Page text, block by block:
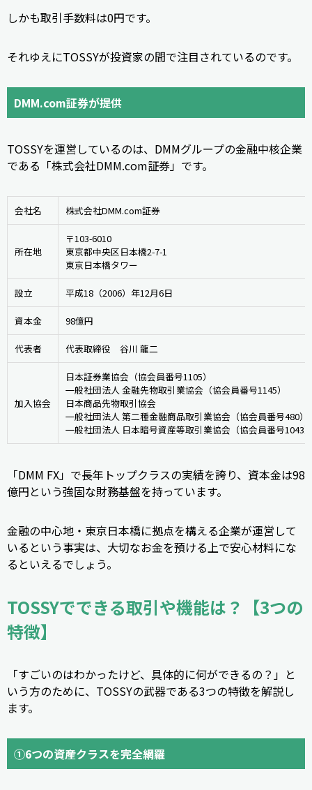
しかも取引手数料は0円です。
それゆえにTOSSYが投資家の間で注目されているのです。
DMM.com証券が提供
TOSSYを運営しているのは、DMMグループの金融中核企業
である「株式会社DMM.com証券」です。
会社名 株式会社DMM.com証券
所在地
〒103-6010
東京都中央区日本橋2-7-1
東京日本橋タワー
設立 平成18（2006）年12月6日
資本金 98億円
代表者 代表取締役　谷川 龍二
加入協会
日本証券業協会（協会員番号1105）
一般社団法人 金融先物取引業協会（協会員番号1145）
日本商品先物取引協会
一般社団法人 第二種金融商品取引業協会（協会員番号480）
一般社団法人 日本暗号資産等取引業協会（協会員番号1043
「DMM FX」で長年トップクラスの実績を誇り、資本金は98
億円という強固な財務基盤を持っています。
金融の中心地・東京日本橋に拠点を構える企業が運営して
いるという事実は、大切なお金を預ける上で安心材料にな
るといえるでしょう。
TOSSYでできる取引や機能は？【3つの
特徴】
「すごいのはわかったけど、具体的に何ができるの？」と
いう方のために、TOSSYの武器である3つの特徴を解説し
ます。
①6つの資産クラスを完全網羅